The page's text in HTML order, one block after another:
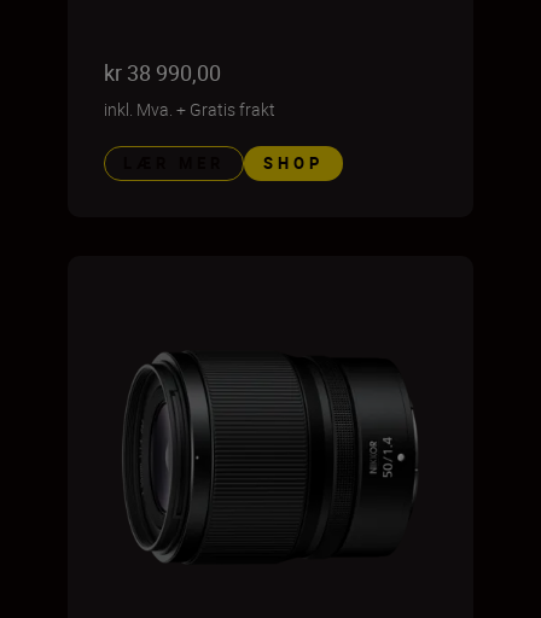
kr 38 990,00
inkl. Mva. + Gratis frakt
SHOP